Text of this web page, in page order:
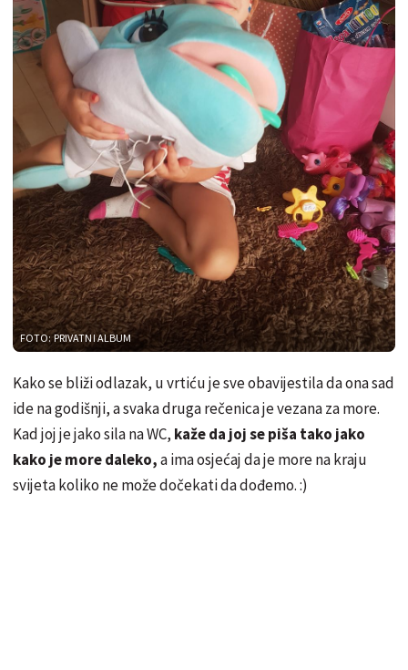
FOTO: PRIVATNI ALBUM
Kako se bliži odlazak, u vrtiću je sve obavijestila da ona sad
ide na godišnji, a svaka druga rečenica je vezana za more.
Kad joj je jako sila na WC, kaže da joj se piša tako jako
kako je more daleko,a ima osjećaj da je more na kraju
svijeta koliko ne može dočekati da dođemo. :)